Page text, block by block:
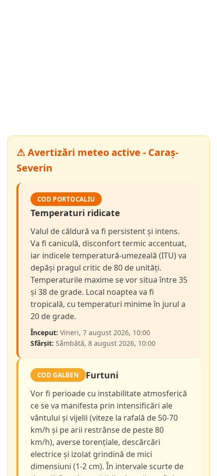
⚠ Avertizări meteo active - Caraș-
Severin
COD PORTOCALIU
Temperaturi ridicate
Valul de căldură va fi persistent și intens.
Va fi caniculă, disconfort termic accentuat,
iar indicele temperatură-umezeală (ITU) va
depăși pragul critic de 80 de unități.
Temperaturile maxime se vor situa între 35
și 38 de grade. Local noaptea va fi
tropicală, cu temperaturi minime în jurul a
20 de grade.
Început: Vineri, 7 august 2026, 10:00
Sfârșit: Sâmbătă, 8 august 2026, 10:00
COD GALBEN Furtuni
Vor fi perioade cu instabilitate atmosferică
ce se va manifesta prin intensificări ale
vântului și vijelii (viteze la rafală de 50-70
km/h și pe arii restrânse de peste 80
km/h), averse torențiale, descărcări
electrice și izolat grindină de mici
dimensiuni (1-2 cm). În intervale scurte de